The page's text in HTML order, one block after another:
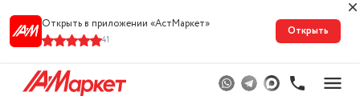
Открыть в приложении «АстМарке‪т‬»
41
Открыть